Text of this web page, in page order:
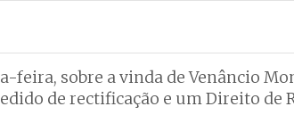
feira, sobre a vinda de Venâncio
de rectificação e um Direito de